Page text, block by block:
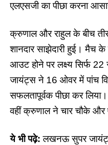
एलएसजी का पीछा करना
क्रुणाल और राहुल के बीच
शानदार साझेदारी हुई।
आउट होने पर लक्ष्य सिर्फ
जायंट्सने 16 ओवर में पांच
सफलतापूर्वक पीछा कर
वहीं क्रुणाल ने चार चौके और
ये भी पढ़े: लखनऊ सुपर